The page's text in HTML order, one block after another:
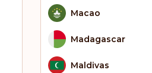
Macao
Madagascar
Maldivas